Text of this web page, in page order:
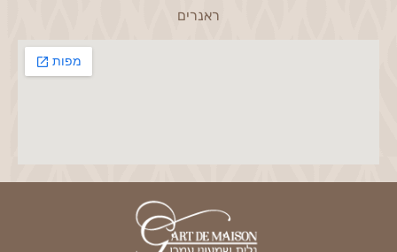
ראנרים